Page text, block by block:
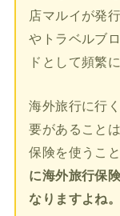
店マルイが発
やトラベルブ
ドとして頻繁
海外旅行に行
要があること
保険を使うこと
に海外旅行保
なりますよね。